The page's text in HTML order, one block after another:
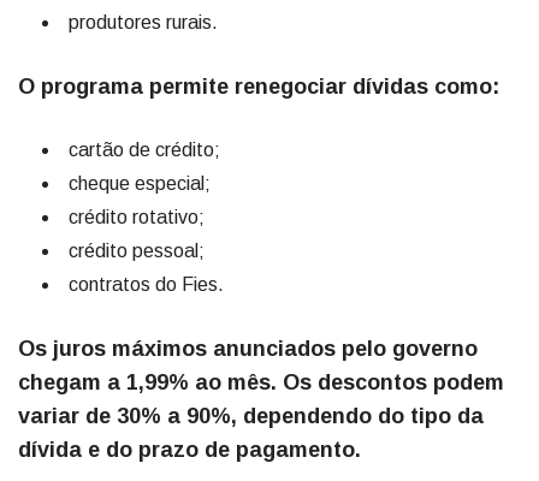
produtores rurais.
O programa permite renegociar dívidas como:
cartão de crédito;
cheque especial;
crédito rotativo;
crédito pessoal;
contratos do Fies.
Os juros máximos anunciados pelo governo
chegam a 1,99% ao mês. Os descontos podem
variar de 30% a 90%, dependendo do tipo da
dívida e do prazo de pagamento.